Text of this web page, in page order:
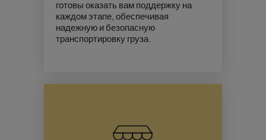
готовы оказать вам поддержку на
каждом этапе, обеспечивая
надежную и безопасную
транспортировку груза.